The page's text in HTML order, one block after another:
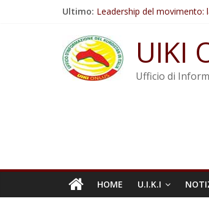
Ultimo: Leadership del movimento:
Non tenere conto della
Il KNK chiede un’azione
Abdullah Öcalan: Le legge
UIKI
Ufficio di
HOME U.I.K.I